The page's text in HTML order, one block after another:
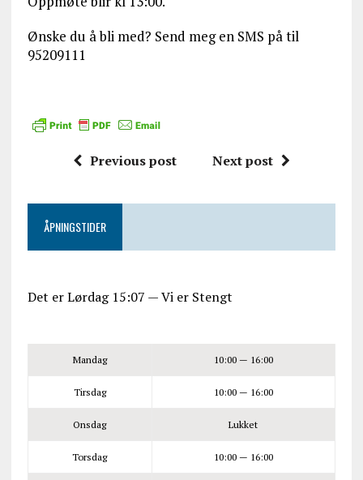
Ønske du å bli med? Send meg en SMS på til
95209111
Previous post Next post
ÅPNINGSTIDER
Det erLørdag15:07 —Vi er Stengt
Mandag 10:00 — 16:00
Tirsdag 10:00 — 16:00
Onsdag Lukket
Torsdag 10:00 — 16:00